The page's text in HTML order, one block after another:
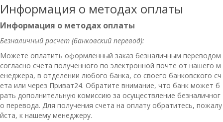
Информация о методах оплаты
Информация о методах оплаты
Безналичный расчет (банковский перевод):
Можете оплатить оформленный заказ безналичным переводом
согласно счета полученного по электронной почте от нашего м
енеджера, в отделении любого банка, со своего банковского сч
ета или через Приват24. Обратите внимание, что банк может б
рать дополнительную комиссию за осуществление безналичног
о перевода. Для получения счета на оплату обратитесь, пожалу
йста, к нашему менеджеру.